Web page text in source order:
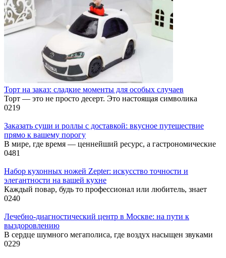
Торт на заказ: сладкие моменты для особых случаев
Торт — это не просто десерт. Это настоящая символика
0219
Заказать суши и роллы с доставкой: вкусное путешествие
прямо к вашему порогу
В мире, где время — ценнейший ресурс, а гастрономические
0481
Набор кухонных ножей Zepter: искусство точности и
элегантности на вашей кухне
Каждый повар, будь то профессионал или любитель, знает
0240
Лечебно-диагностический центр в Москве: на пути к
выздоровлению
В сердце шумного мегаполиса, где воздух насыщен звуками
0229